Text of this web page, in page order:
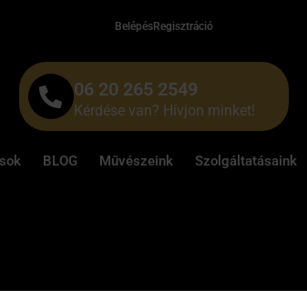
BelépésRegisztráció
06 20 265 2549
Kérdése van? Hívjon minket!
BLOG Művészeink Szolgáltatásaink